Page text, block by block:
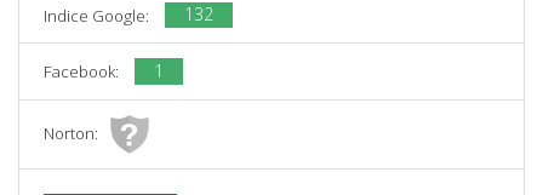
Indice Google: 132
Facebook: 1
Norton: